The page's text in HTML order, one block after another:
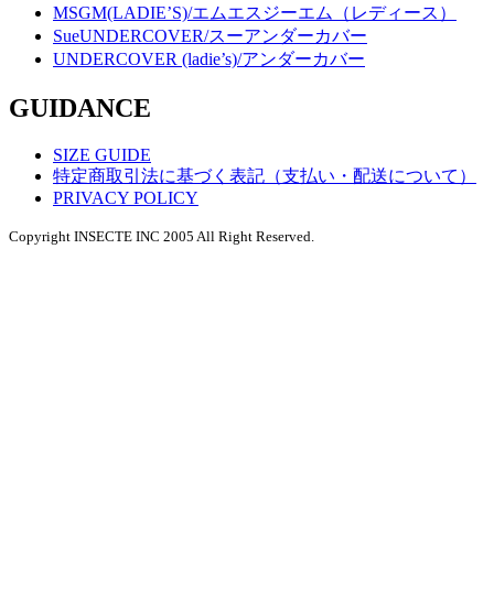
MSGM(LADIE’S)/エムエスジーエム（レディース）
SueUNDERCOVER/スーアンダーカバー
UNDERCOVER (ladie’s)/アンダーカバー
GUIDANCE
SIZE GUIDE
特定商取引法に基づく表記（支払い・配送について）
PRIVACY POLICY
Copyright INSECTE INC 2005 All Right Reserved.